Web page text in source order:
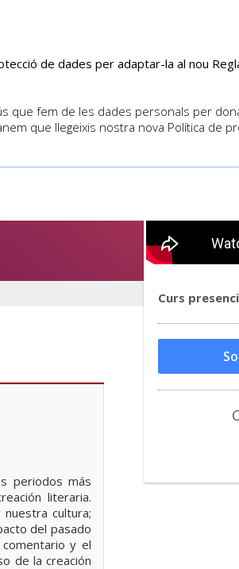
ASSOCIATS
periodos más
literaria.
cultura;
del pasado
y el
de la creación
Curs
de dades per adaptar-la al nou
que fem de les dades personals per
que llegeixis nostra nova Política de